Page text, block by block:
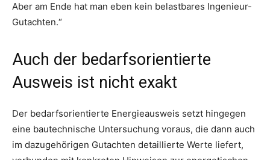
Aber am Ende hat man eben kein belastbares Ingenieur-
Gutachten.“
Auch der bedarfsorientierte
Ausweis ist nicht exakt
Der bedarfsorientierte Energieausweis setzt hingegen
eine bautechnische Untersuchung voraus, die dann auch
im dazugehörigen Gutachten detaillierte Werte liefert,